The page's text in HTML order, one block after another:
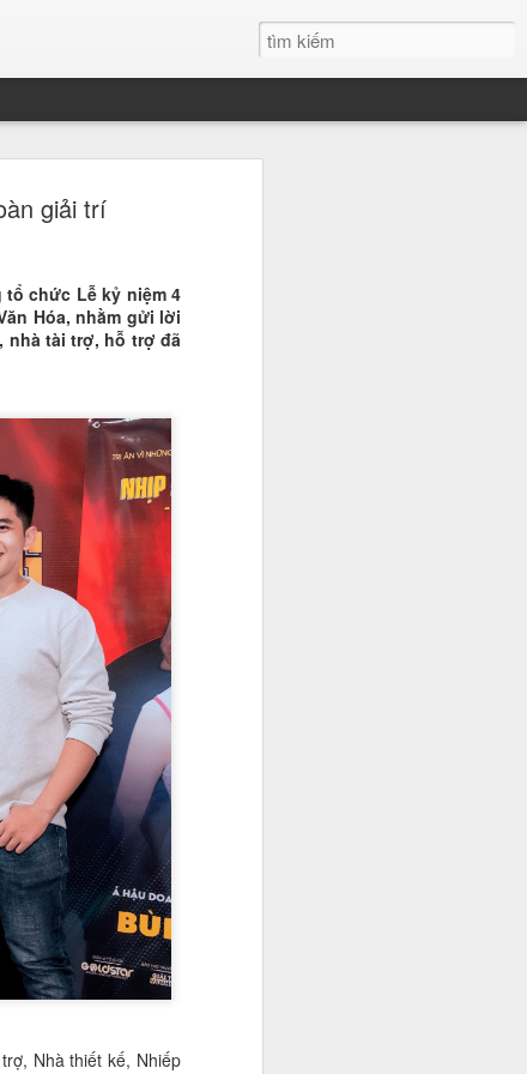
giải trí
tổ chức Lễ kỷ niệm 4
Hóa, nhằm gửi lời
nhà tài trợ, hỗ trợ đã
Nhà thiết kế, Nhiếp
đăng quang
Sinh viên Việt
Nguyễn Thanh Xuân du học
tế RMIT đã chính thức
đêm Gala chung kết
ngoạn mục chính là bản lĩnh
tự tin và khả năng ngoại ngữ
thuyết trình song ngữ đầy
phòng, chống tác hại của thuốc
NOV
20
Hoa khôi Đinh Hoài
An: Nàng thơ giữa mùa
Khi những cơn gió đầu đông khẽ